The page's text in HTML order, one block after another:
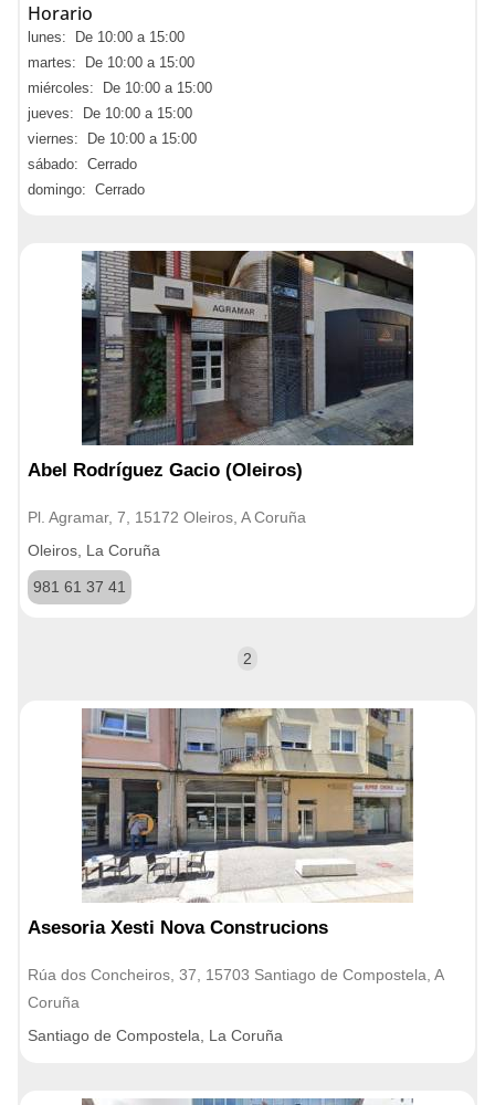
Horario
lunes: De 10:00 a 15:00
martes: De 10:00 a 15:00
miércoles: De 10:00 a 15:00
jueves: De 10:00 a 15:00
viernes: De 10:00 a 15:00
sábado: Cerrado
domingo: Cerrado
Abel Rodríguez Gacio (Oleiros)
Pl. Agramar, 7, 15172 Oleiros, A Coruña
Oleiros, La Coruña
981 61 37 41
2
Asesoria Xesti Nova Construcions
Rúa dos Concheiros, 37, 15703 Santiago de Compostela, A
Coruña
Santiago de Compostela, La Coruña